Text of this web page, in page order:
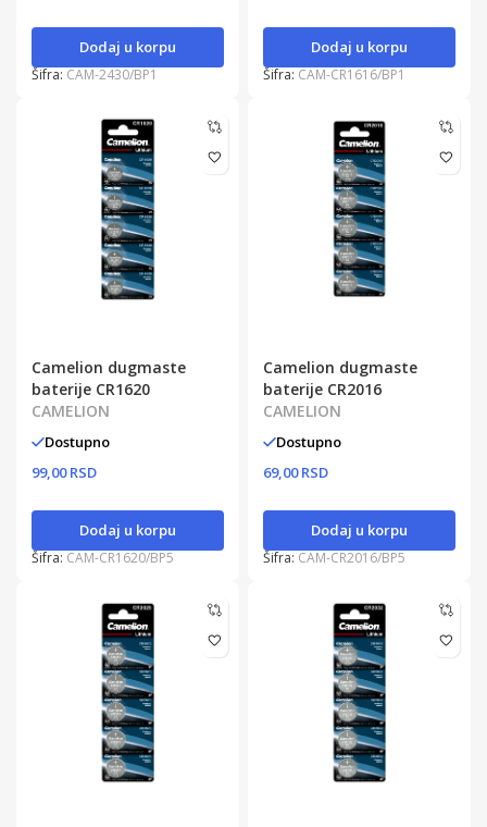
Dodaj u korpu
Šifra: CAM-2430/BP1
Dodaj u korpu
Šifra: CAM-CR1616/BP1
Camelion dugmaste
baterije CR1620
CAMELION
Dostupno
99,00 RSD
Dodaj u korpu
Šifra: CAM-CR1620/BP5
Camelion dugmaste
baterije CR2016
CAMELION
Dostupno
69,00 RSD
Dodaj u korpu
Šifra: CAM-CR2016/BP5